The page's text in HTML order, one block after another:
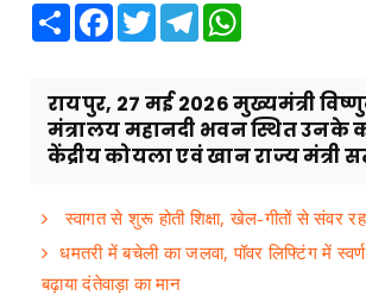
Share Facebook
TwitterTelegram
रायपुर, 27 मई 2026 मुख्यमंत्री
मंत्रालय महानदी भवन स्थित उनके
केंद्रीय कोयला एवं खान राज्य मंत्री
स्वागत से शुरू होती शिक्षा, खेल-गीतों से संवर रहा
धमतरी में बचेली का जलवा, पॉवर लिफ्टिंग में
बढ़ाया दंतेवाड़ा का मान